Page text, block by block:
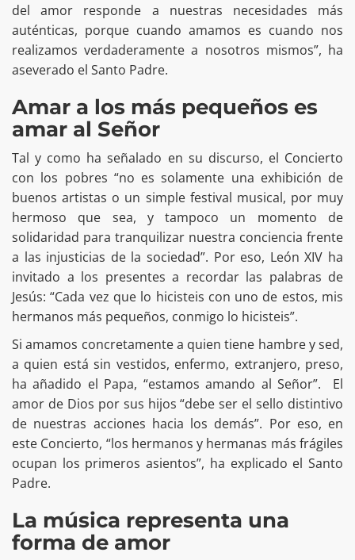
del amor responde a nuestras necesidades más
auténticas, porque cuando amamos es cuando nos
realizamos verdaderamente a nosotros mismos”, ha
aseverado el Santo Padre.
Amar a los más pequeños es
amar al Señor
Tal y como ha señalado en su discurso, el Concierto
con los pobres “no es solamente una exhibición de
buenos artistas o un simple festival musical, por muy
hermoso que sea, y tampoco un momento de
solidaridad para tranquilizar nuestra conciencia frente
a las injusticias de la sociedad”. Por eso, León XIV ha
invitado a los presentes a recordar las palabras de
Jesús: “Cada vez que lo hicisteis con uno de estos, mis
hermanos más pequeños, conmigo lo hicisteis”.
Si amamos concretamente a quien tiene hambre y sed,
a quien está sin vestidos, enfermo, extranjero, preso,
ha añadido el Papa, “estamos amando al Señor”. El
amor de Dios por sus hijos “debe ser el sello distintivo
de nuestras acciones hacia los demás”. Por eso, en
este Concierto, “los hermanos y hermanas más frágiles
ocupan los primeros asientos”, ha explicado el Santo
Padre.
La música representa una
forma de amor